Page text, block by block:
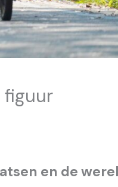
figuur
en de